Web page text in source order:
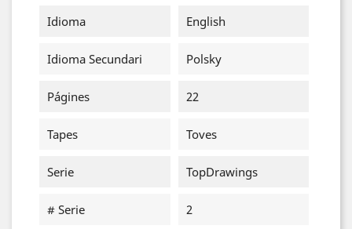
Idioma English
Idioma Secundari Polsky
Págines 22
Tapes Toves
Serie TopDrawings
# Serie 2